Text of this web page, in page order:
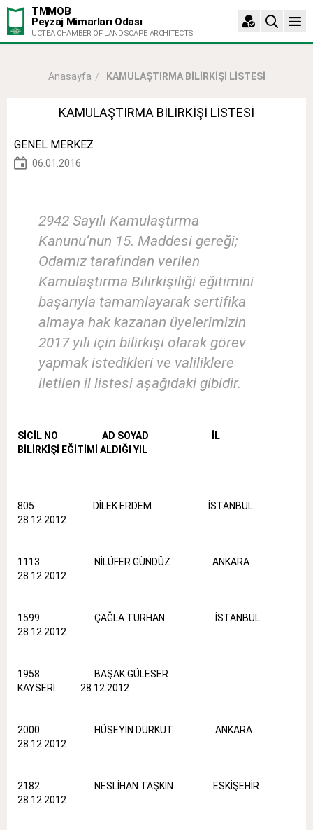
TMMOB
Peyzaj Mimarları Odası
UCTEA CHAMBER OF LANDSCAPE ARCHITECTS
Anasayfa KAMULAŞTIRMA BİLİRKİŞİ LİSTESİ
KAMULAŞTIRMA BİLİRKİŞİ LİSTESİ
GENEL MERKEZ
06.01.2016
2942 Sayılı Kamulaştırma
Kanunu‘nun 15. Maddesi gereği;
Odamız tarafından verilen
Kamulaştırma Bilirkişiliği eğitimini
başarıyla tamamlayarak sertifika
almaya hak kazanan üyelerimizin
2017 yılı için bilirkişi olarak görev
yapmak istedikleri ve valiliklere
iletilen il listesi aşağıdaki gibidir.
SİCİL NO AD SOYAD İL
BİLİRKİŞİ EĞİTİMİ ALDIĞI YIL
805 DİLEK ERDEM İSTANBUL
28.12.2012
1113 NİLÜFER GÜNDÜZ ANKARA
28.12.2012
1599 ÇAĞLA TURHAN İSTANBUL
28.12.2012
1958 BAŞAK GÜLESER
KAYSERİ 28.12.2012
2000 HÜSEYİN DURKUT ANKARA
28.12.2012
2182 NESLİHAN TAŞKIN ESKİŞEHİR
28.12.2012